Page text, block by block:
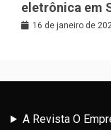
eletrônica em
Latina
16 de janeiro de
A Revista O